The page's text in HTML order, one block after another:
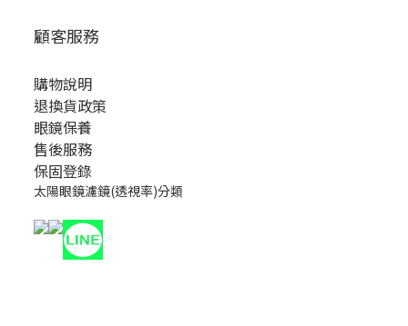
顧客服務
購物說明
退換貨政策
眼鏡保養
售後服務
保固登錄
太陽眼鏡濾鏡(透視率)分類